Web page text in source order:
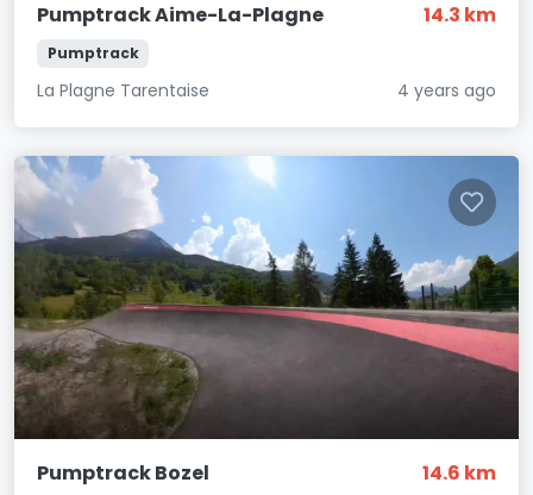
Pumptrack Aime-La-Plagne 14.3 km
Pumptrack
La Plagne Tarentaise 4 years ago
Pumptrack Bozel 14.6 km